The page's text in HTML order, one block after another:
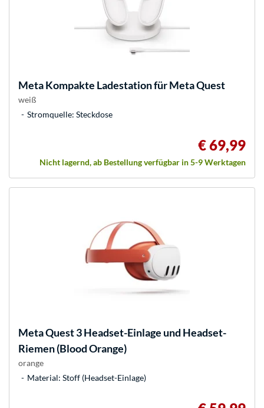
MetaKompakte Ladestation für Meta Quest
weiß
Stromquelle: Steckdose
€ 69,99
Nicht lagernd, ab Bestellung verfügbar in 5-9 Werktagen
MetaQuest 3 Headset-Einlage und Headset-
Riemen (Blood Orange)
orange
Material: Stoff (Headset-Einlage)